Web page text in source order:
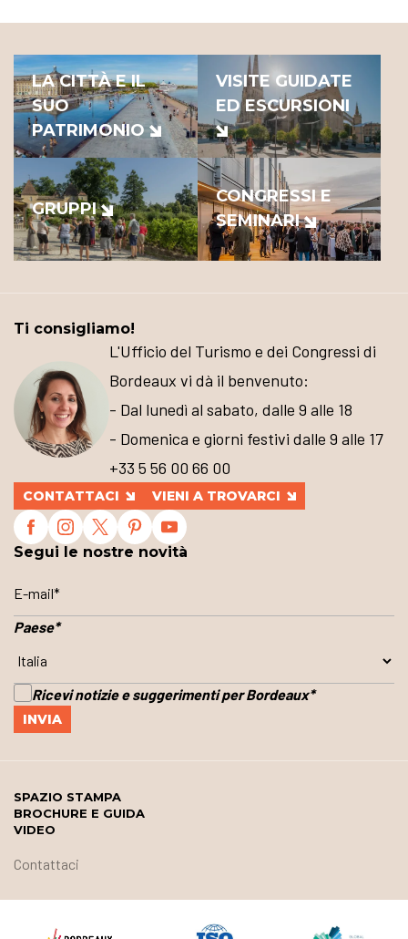
LA CITTÀ E IL
SUO
PATRIMONIO
VISITE GUIDATE
ED ESCURSIONI
GRUPPI
CONGRESSI E
SEMINARI
Ti consigliamo!
L'Ufficio del Turismo e dei Congressi di
Bordeaux vi dà il benvenuto:
- Dal lunedì al sabato, dalle 9 alle 18
- Domenica e giorni festivi dalle 9 alle 17
+33 5 56 00 66 00
CONTATTACI VIENI A TROVARCI
Segui le nostre novità
Paese*
Ricevi notizie e suggerimenti per Bordeaux*
SPAZIO STAMPA
BROCHURE E GUIDA
VIDEO
Contattaci